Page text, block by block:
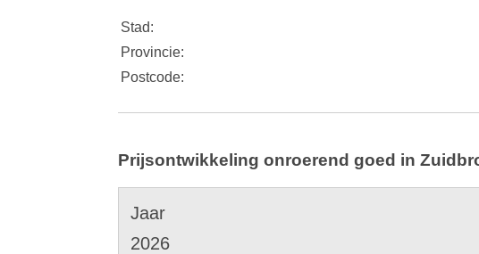
Stad:
Provincie:
Postcode:
Prijsontwikkeling onroerend goed in
Jaar
2026